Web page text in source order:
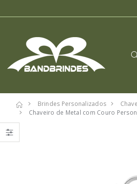
Brindes Personalizados
Chaveiro de Metal com Couro